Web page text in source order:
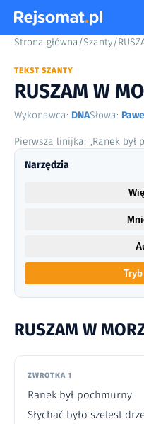
Strona główna/Szanty/
TEKST SZANTY
RUSZAM W
Wykonawca: DNASłowa:
Pierwsza linijka: „Ranek był
RUSZAM W
ZWROTKA 1
Ranek był pochmurny
Słychać było szelest
Narzędzia